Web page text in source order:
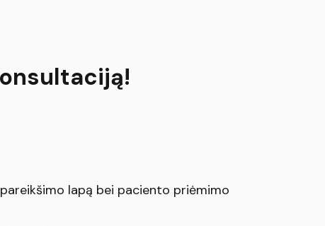
lapą bei paciento priėmimo